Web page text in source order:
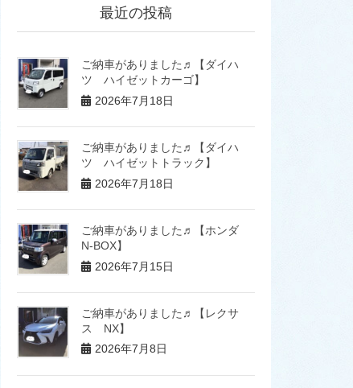
最近の投稿
ご納車がありました♬【ダイハ
ツ ハイゼットカーゴ】
2026年7月18日
ご納車がありました♬【ダイハ
ツ ハイゼットトラック】
2026年7月18日
ご納車がありました♬【ホンダ
N-BOX】
2026年7月15日
ご納車がありました♬【レクサ
ス NX】
2026年7月8日